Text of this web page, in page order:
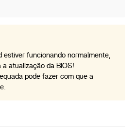
estiver funcionando normalmente,
atualização da BIOS!
pode fazer com que a